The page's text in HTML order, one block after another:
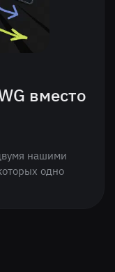
вместо
нашими
одно